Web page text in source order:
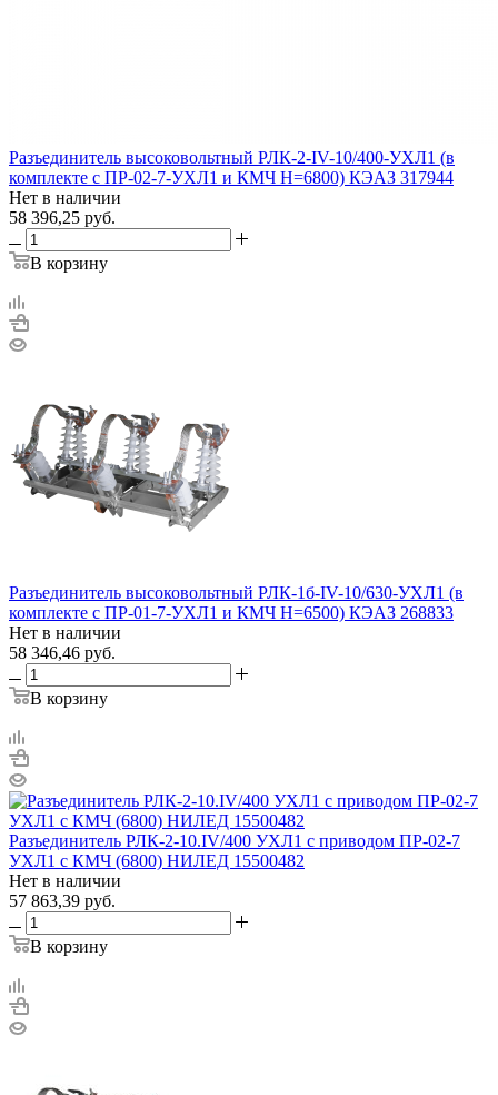
Разъединитель высоковольтный РЛК-2-IV-10/400-УХЛ1 (в
комплекте с ПР-02-7-УХЛ1 и КМЧ H=6800) КЭАЗ 317944
Нет в наличии
58 396,25 руб.
В корзину
Разъединитель высоковольтный РЛК-1б-IV-10/630-УХЛ1 (в
комплекте с ПР-01-7-УХЛ1 и КМЧ H=6500) КЭАЗ 268833
Нет в наличии
58 346,46 руб.
В корзину
Разъединитель РЛК-2-10.IV/400 УХЛ1 с приводом ПР-02-7
УХЛ1 с КМЧ (6800) НИЛЕД 15500482
Нет в наличии
57 863,39 руб.
В корзину